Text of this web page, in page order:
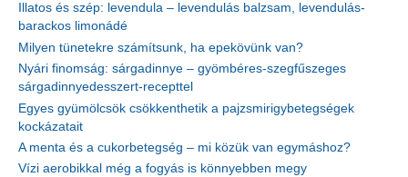
Illatos és szép: levendula – levendulás balzsam, levendulás-
barackos limonádé
Milyen tünetekre számítsunk, ha epekövünk van?
Nyári finomság: sárgadinnye – gyömbéres-szegfűszeges
sárgadinnyedesszert-recepttel
Egyes gyümölcsök csökkenthetik a pajzsmirigybetegségek
kockázatait
A menta és a cukorbetegség – mi közük van egymáshoz?
Vízi aerobikkal még a fogyás is könnyebben megy